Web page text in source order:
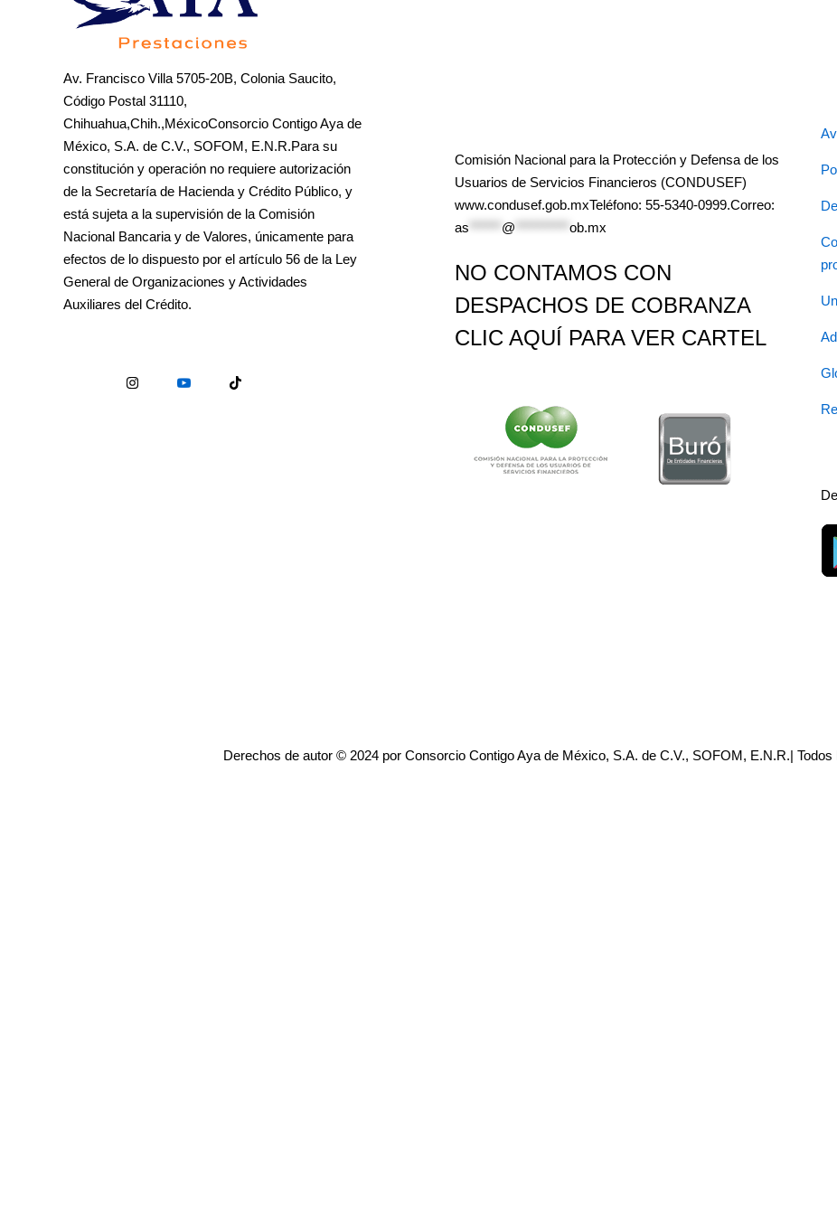
Av. Francisco Villa 5705-20B, Colonia Saucito,
Código Postal 31110,
Chihuahua,Chih.,MéxicoConsorcio Contigo Aya de
México, S.A. de C.V., SOFOM, E.N.R.Para su
constitución y operación no requiere autorización
de la Secretaría de Hacienda y Crédito Público, y
está sujeta a la supervisión de la Comisión
Nacional Bancaria y de Valores, únicamente para
efectos de lo dispuesto por el artículo 56 de la Ley
General de Organizaciones y Actividades
Auxiliares del Crédito.
Comisión Nacional para la Protección y Defensa de los
Usuarios de Servicios Financieros (CONDUSEF)
www.condusef.gob.mxTeléfono: 55-5340-0999.Correo:
as
@ ob.mx
NO CONTAMOS CON
DESPACHOS DE COBRANZA
CLIC AQUÍ PARA VER CARTEL
Derechos de autor © 2024 por Consorcio Contigo Aya de México, S.A. de C.V., SOFOM, E.N.R.|